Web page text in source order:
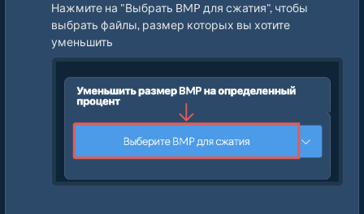
Нажмите на "Выбрать BMP для сжатия", чтобы
выбрать файлы, размер которых вы хотите
уменьшить